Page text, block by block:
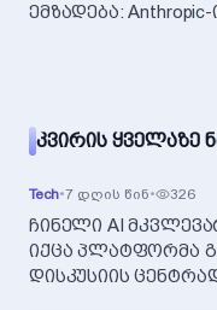
ემზადება:
ᲙᲕᲘᲠᲘᲡ ᲧᲕᲔᲚᲐᲖᲔ
Tech•7 დღის წინ• 326
ჩინელი AI
იქცა პლატფორმა
დისკუსიის